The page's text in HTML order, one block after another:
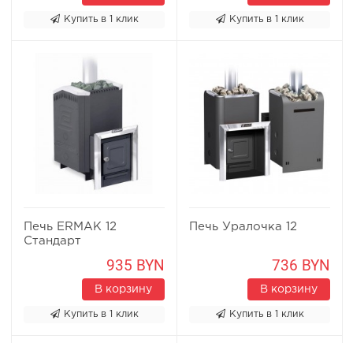
Купить в 1 клик Купить в 1 клик
Печь ERMAK 12
Стандарт
935 BYN
В корзину
Купить в 1 клик
Печь Уралочка 12
736 BYN
В корзину
Купить в 1 клик